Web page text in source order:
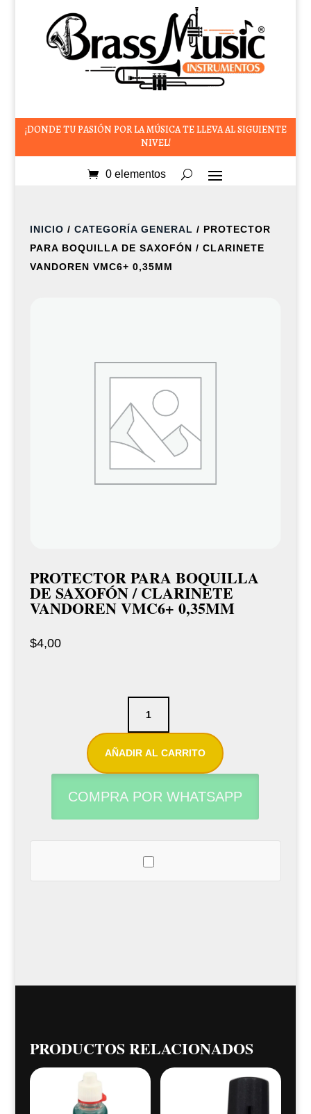
¡DONDE TU PASIÓN POR LA MÚSICA TE LLEVA AL SIGUIENTE
NIVEL!
0 elementos
INICIO / CATEGORÍA GENERAL / PROTECTOR
PARA BOQUILLA DE SAXOFÓN / CLARINETE
VANDOREN VMC6+ 0,35MM
PROTECTOR PARA BOQUILLA
DE SAXOFÓN / CLARINETE
VANDOREN VMC6+ 0,35MM
$4,00
/
clarinete
VMC6+
AÑADIR AL CARRITO
COMPRA POR WHATSAPP
PRODUCTOS RELACIONADOS